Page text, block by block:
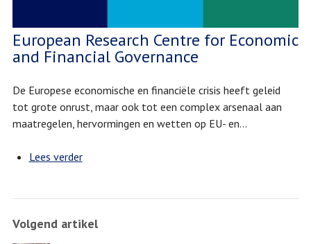
European Research Centre for Economic
and Financial Governance
De Europese economische en financiële crisis heeft geleid
tot grote onrust, maar ook tot een complex arsenaal aan
maatregelen, hervormingen en wetten op EU- en…
Lees verderover
for
Volgend artikel